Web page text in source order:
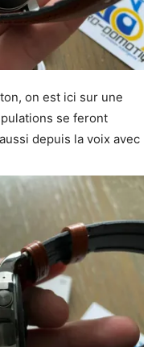
on est ici sur une
se feront
depuis la voix avec